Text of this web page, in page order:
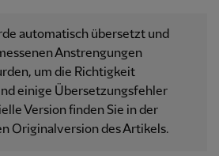
automatisch übersetzt und
Anstrengungen
um die Richtigkeit
einige Übersetzungsfehler
Version finden Sie in der
Originalversion des Artikels.